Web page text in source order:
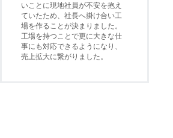
いことに現地社員が不安を抱え
ていたため、社長へ掛け合い工
場を作ることが決まりました。
工場を持つことで更に大きな仕
事にも対応できるようになり、
売上拡大に繋がりました。